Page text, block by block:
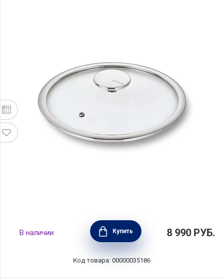
Крышка R'evolution 24 см, нержавеющая
сталь+стекло, BEKA, Бельгия, 101233
В наличии Купить 8 990 РУБ.
Код товара: 00000035186